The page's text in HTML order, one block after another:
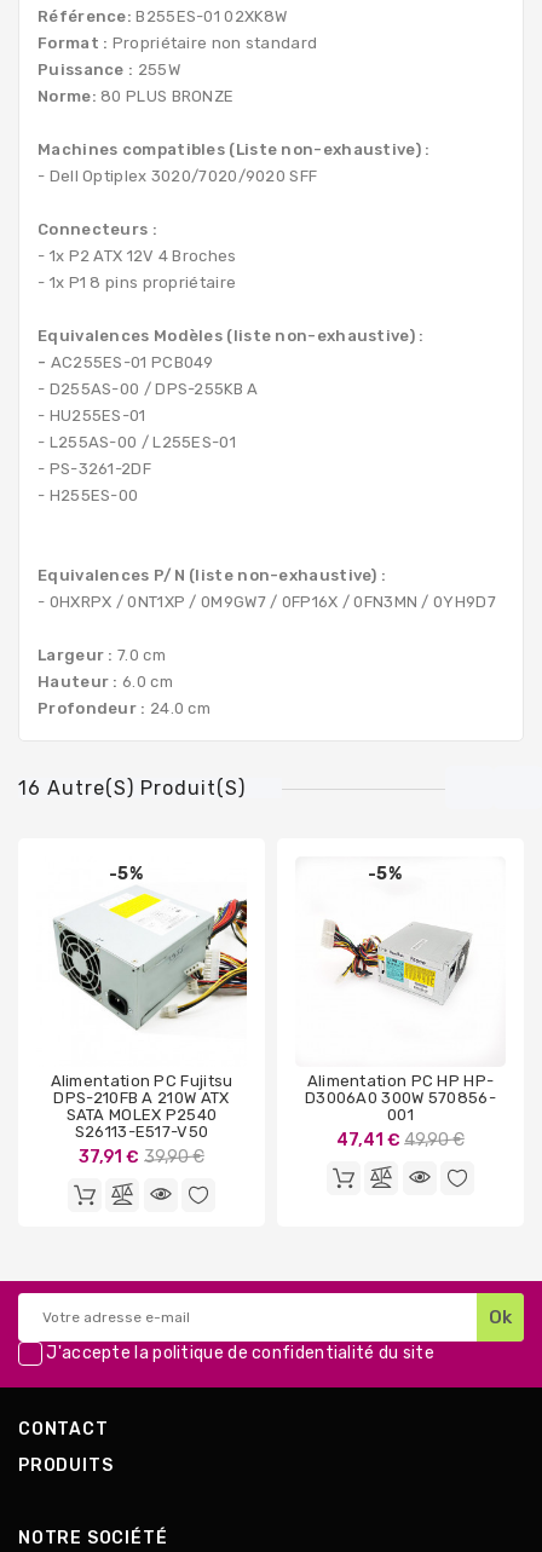
Référence:B255ES-01 02XK8W
Format : Propriétaire non standard
Puissance : 255W
Norme: 80 PLUS BRONZE
Machines compatibles (Liste non-exhaustive) :
- Dell Optiplex 3020/7020/9020 SFF
Connecteurs :
- 1x P2 ATX 12V 4 Broches
- 1x P1 8 pins propriétaire
Equivalences Modèles (liste non-exhaustive) :
- AC255ES-01 PCB049
- D255AS-00 / DPS-255KB A
- HU255ES-01
- L255AS-00 /L255ES-01
- PS-3261-2DF
- H255ES-00
Equivalences P/N (liste non-exhaustive) :
- 0HXRPX / 0NT1XP / 0M9GW7 / 0FP16X / 0FN3MN / 0YH9D7
Largeur : 7.0 cm
Hauteur : 6.0 cm
Profondeur : 24.0 cm
16 Autre(s) Produit(s)
-5%
Alimentation PC Fujitsu
DPS-210FB A 210W ATX
SATA MOLEX P2540
S26113-E517-V50
37,91 € Prix
base
39,90 €
-5%
Alimentation PC HP HP-
D3006A0 300W 570856-
001
47,41 € Prix
base
49,90 €
J'accepte lapolitique de confidentialité du site
CONTACT
PRODUITS
NOTRE SOCIÉTÉ